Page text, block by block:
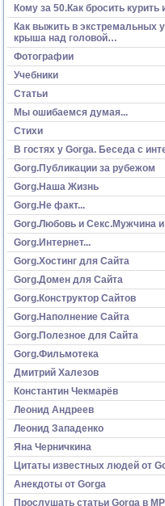
Кому за 50.Как бросить
Как выжить в экстремальных
крыша над головой…
Фотографии
Учебники
Статьи
Мы ошибаемся думая...
Стихи
В гостях у Gorga. Беседа с
Gorg.Публикации за рубежом
Gorg.Наша Жизнь
Gorg.Не факт...
Gorg.Любовь и Секс.Мужчина
Gorg.Интернет...
Gorg.Хостинг для Сайта
Gorg.Домен для Сайта
Gorg.Конструктор Сайтов
Gorg.Наполнение Сайта
Gorg.Полезное для Сайта
Gorg.Фильмотека
Дмитрий Халезов
Константин Чекмарёв
Леонид Андреев
Леонид Западенко
Яна Черничкина
Цитаты известных людей от
Анекдоты от Gorga
Прослушать статьи Gorga в